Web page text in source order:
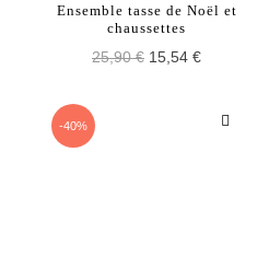
Ensemble tasse de Noël et
chaussettes
25,90 € 15,54 €
-40%